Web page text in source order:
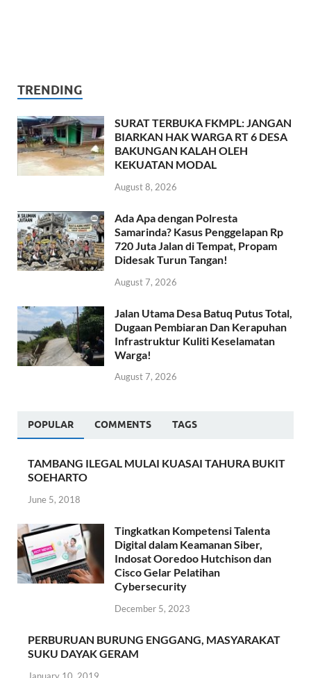
TRENDING
SURAT TERBUKA FKMPL: JANGAN
BIARKAN HAK WARGA RT 6 DESA
BAKUNGAN KALAH OLEH
KEKUATAN MODAL
August 8, 2026
Ada Apa dengan Polresta
Samarinda? Kasus Penggelapan Rp
720 Juta Jalan di Tempat, Propam
Didesak Turun Tangan!
August 7, 2026
Jalan Utama Desa Batuq Putus Total,
Dugaan Pembiaran Dan Kerapuhan
Infrastruktur Kuliti Keselamatan
Warga!
August 7, 2026
POPULAR COMMENTS TAGS
TAMBANG ILEGAL MULAI KUASAI TAHURA BUKIT
SOEHARTO
June 5, 2018
Tingkatkan Kompetensi Talenta
Digital dalam Keamanan Siber,
Indosat Ooredoo Hutchison dan
Cisco Gelar Pelatihan
Cybersecurity
December 5, 2023
PERBURUAN BURUNG ENGGANG, MASYARAKAT
SUKU DAYAK GERAM
January 10, 2019